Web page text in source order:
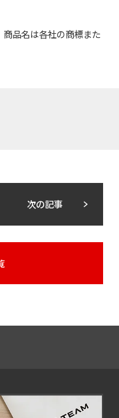
品名は各社の商標また
次の記事